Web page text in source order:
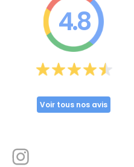
4.8
Voir tous nos avis